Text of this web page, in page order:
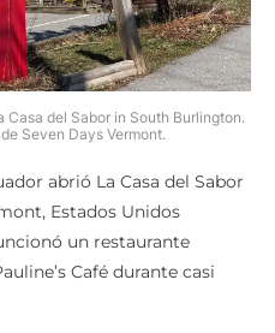
del Sabor in South Burlington.
Seven Days Vermont.
abrió La Casa del Sabor
Estados Unidos
un restaurante
Café durante casi